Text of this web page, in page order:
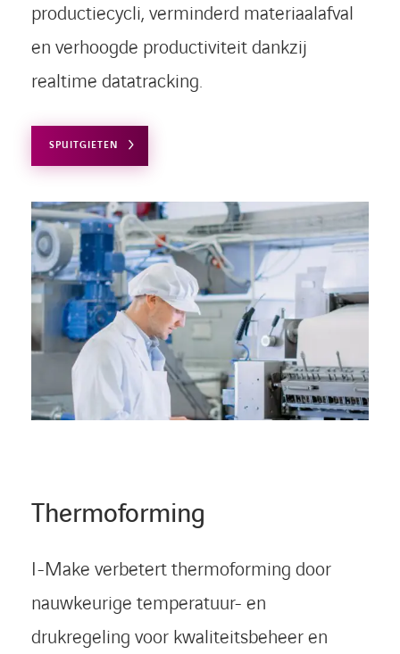
productiecycli, verminderd materiaalafval
en verhoogde productiviteit dankzij
realtime datatracking.
SPUITGIETEN
Thermoforming
I-Make verbetert thermoforming door
nauwkeurige temperatuur- en
drukregeling voor kwaliteitsbeheer en